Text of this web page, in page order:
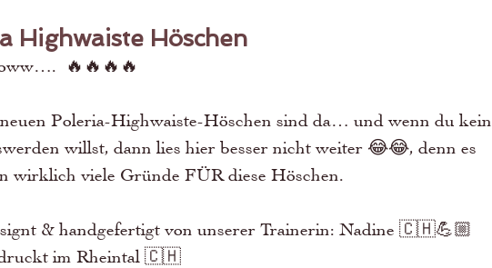
Highwaiste Höschen
🔥🔥🔥🔥
Poleria-Highwaiste-Höschen sind da… und wenn du kein
willst, dann lies hier besser nicht weiter 😂😂, denn es
wirklich viele Gründe FÜR diese Höschen.
& handgefertigt von unserer Trainerin: Nadine 🇨🇭💪🏼
im Rheintal 🇨🇭